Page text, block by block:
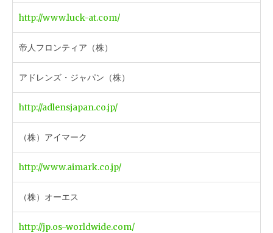
http://www.luck-at.com/
帝人フロンティア（株）
アドレンズ・ジャパン（株）
http://adlensjapan.co.jp/
（株）アイマーク
http://www.aimark.co.jp/
（株）オーエス
http://jp.os-worldwide.com/